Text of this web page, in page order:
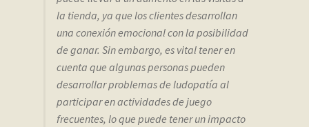
la tienda, ya que los clientes desarrollan
una conexión emocional con la posibilidad
de ganar. Sin embargo, es vital tener en
cuenta que algunas personas pueden
desarrollar problemas de ludopatía al
participar en actividades de juego
frecuentes, lo que puede tener un impacto